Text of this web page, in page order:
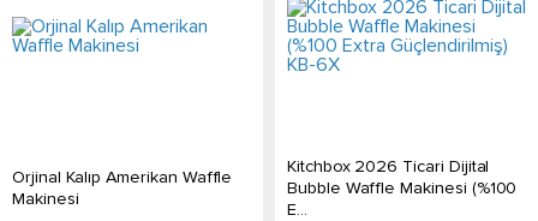
Orjinal Kalıp Amerikan Waffle
Makinesi
Kitchbox 2026 Ticari Dijital
Bubble Waffle Makinesi (%100
E...